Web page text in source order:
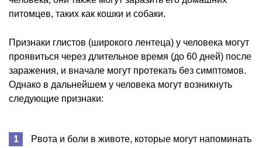
питомцев, таких как кошки и собаки.
Признаки глистов (широкого лентеца) у человека могут
проявиться через длительное время (до 60 дней) после
заражения, и вначале могут протекать без симптомов.
Однако в дальнейшем у человека могут возникнуть
следующие признаки:
Рвота и боли в животе, которые могут напоминать